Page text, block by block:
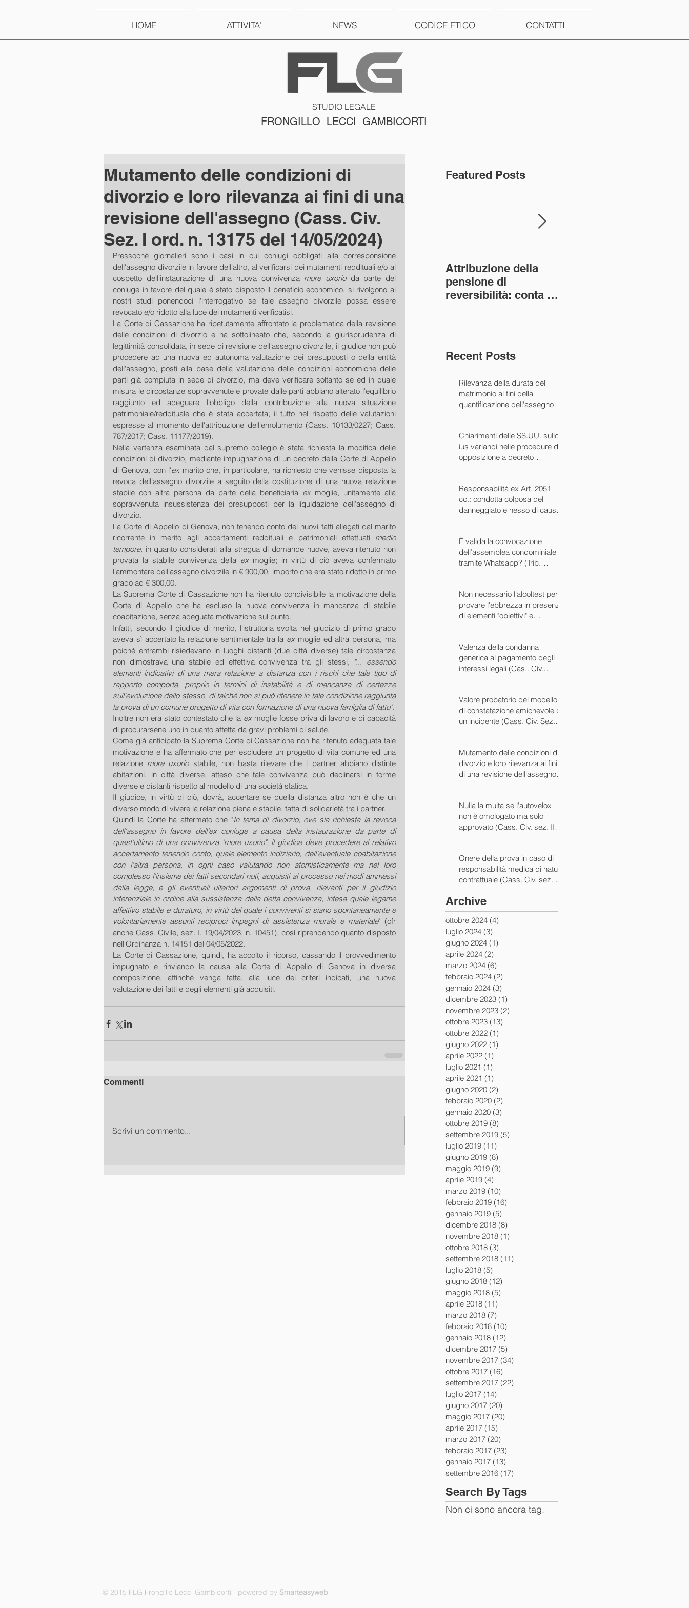
HOME ATTIVITA' NEWS CODICE ETICO CONTATTI
STUDIO LEGALE
FRONGILLO LECCI GAMBICORTI
Mutamento delle condizioni di
divorzio e loro rilevanza ai fini di una
revisione dell'assegno (Cass. Civ.
Sez. I ord. n. 13175 del 14/05/2024)
Pressoché giornalieri sono i casi in cui coniugi obbligati alla corresponsione
dell'assegno divorzile in favore dell'altro, al verificarsi dei mutamenti reddituali e/o al
cospetto dell'instaurazione di una nuova convivenza more uxorio da parte del
coniuge in favore del quale è stato disposto il beneficio economico, si rivolgono ai
nostri studi ponendoci l'interrogativo se tale assegno divorzile possa essere
revocato e/o ridotto alla luce dei mutamenti verificatisi.
La Corte di Cassazione ha ripetutamente affrontato la problematica della revisione
delle condizioni di divorzio e ha sottolineato che, secondo la giurisprudenza di
legittimità consolidata, in sede di revisione dell'assegno divorzile, il giudice non può
procedere ad una nuova ed autonoma valutazione dei presupposti o della entità
dell'assegno, posti alla base della valutazione delle condizioni economiche delle
parti già compiuta in sede di divorzio, ma deve verificare soltanto se ed in quale
misura le circostanze sopravvenute e provate dalle parti abbiano alterato l'equilibrio
raggiunto ed adeguare l'obbligo della contribuzione alla nuova situazione
patrimoniale/reddituale che è stata accertata; il tutto nel rispetto delle valutazioni
espresse al momento dell'attribuzione dell'emolumento (Cass. 10133/0227; Cass.
787/2017; Cass. 11177/2019).
Nella vertenza esaminata dal supremo collegio è stata richiesta la modifica delle
condizioni di divorzio, mediante impugnazione di un decreto della Corte di Appello
di Genova, con l'ex marito che, in particolare, ha richiesto che venisse disposta la
revoca dell'assegno divorzile a seguito della costituzione di una nuova relazione
stabile con altra persona da parte della beneficiaria ex moglie, unitamente alla
sopravvenuta insussistenza dei presupposti per la liquidazione dell'assegno di
divorzio.
La Corte di Appello di Genova, non tenendo conto dei nuovi fatti allegati dal marito
ricorrente in merito agli accertamenti reddituali e patrimoniali effettuati medio
tempore, in quanto considerati alla stregua di domande nuove, aveva ritenuto non
provata la stabile convivenza della ex moglie; in virtù di ciò aveva confermato
l'ammontare dell'assegno divorzile in € 900,00, importo che era stato ridotto in primo
grado ad € 300,00.
La Suprema Corte di Cassazione non ha ritenuto condivisibile la motivazione della
Corte di Appello che ha escluso la nuova convivenza in mancanza di stabile
coabitazione, senza adeguata motivazione sul punto.
Infatti, secondo il giudice di merito, l'istruttoria svolta nel giudizio di primo grado
aveva sì accertato la relazione sentimentale tra la ex moglie ed altra persona, ma
poiché entrambi risiedevano in luoghi distanti (due città diverse) tale circostanza
non dimostrava una stabile ed effettiva convivenza tra gli stessi,
"... essendo
elementi indicativi di una mera relazione a distanza con i rischi che tale tipo di
rapporto comporta, proprio in termini di instabilità e di mancanza di certezze
sull'evoluzione dello stesso, di talché non si può ritenere in tale condizione raggiunta
la prova di un comune progetto di vita con formazione di una nuova famiglia di fatto".
Inoltre non era stato contestato che la ex moglie fosse priva di lavoro e di capacità
di procurarsene uno in quanto affetta da gravi problemi di salute.
Come già anticipato la Suprema Corte di Cassazione non ha ritenuto adeguata tale
motivazione e ha affermato che per escludere un progetto di vita comune ed una
relazione more uxorio stabile, non basta rilevare che i partner abbiano distinte
abitazioni, in città diverse, atteso che tale convivenza può declinarsi in forme
diverse e distanti rispetto al modello di una società statica.
Il giudice, in virtù di ciò, dovrà, accertare se quella distanza altro non è che un
diverso modo di vivere la relazione piena e stabile, fatta di solidarietà tra i partner.
Quindi la Corte ha affermato che "In tema di divorzio, ove sia richiesta la revoca
dell'assegno in favore dell'ex coniuge a causa della instaurazione da parte di
quest'ultimo di una convivenza "more uxorio", il giudice deve procedere al relativo
accertamento tenendo conto, quale elemento indiziario, dell'eventuale coabitazione
con l'altra persona, in ogni caso valutando non atomisticamente ma nel loro
complesso l'insieme dei fatti secondari noti, acquisiti al processo nei modi ammessi
dalla legge, e gli eventuali ulteriori argomenti di prova, rilevanti per il giudizio
inferenziale in ordine alla sussistenza della detta convivenza, intesa quale legame
affettivo stabile e duraturo, in virtù del quale i conviventi si siano spontaneamente e
volontariamente assunti reciproci impegni di assistenza morale e materiale" (cfr
anche Cass. Civile, sez. I, 19/04/2023, n. 10451), così riprendendo quanto disposto
nell'Ordinanza n. 14151 del 04/05/2022.
La Corte di Cassazione, quindi, ha accolto il ricorso, cassando il provvedimento
impugnato e rinviando la causa alla Corte di Appello di Genova in diversa
composizione, affinché venga fatta, alla luce dei criteri indicati, una nuova
valutazione dei fatti e degli elementi già acquisiti.
Commenti
Scrivi un commento...
Featured Posts
Attribuzione della
pensione di
reversibilità: conta la
Recent Posts
Rilevanza della durata del
matrimonio ai fini della
quantificazione dell'assegno di
Chiarimenti delle SS.UU. sullo
ius variandi nelle procedure di
opposizione a decreto
Responsabilità ex Art. 2051
cc.: condotta colposa del
danneggiato e nesso di causa
È valida la convocazione
dell’assemblea condominiale
tramite Whatsapp? (Trib.
Non necessario l'alcoltest per
provare l'ebbrezza in presenza
di elementi "obiettivi" e
Valenza della condanna
generica al pagamento degli
interessi legali (Cas.. Civ.
Valore probatorio del modello
di constatazione amichevole di
un incidente (Cass. Civ. Sez. III
Mutamento delle condizioni di
divorzio e loro rilevanza ai fini
di una revisione dell'assegno
Nulla la multa se l'autovelox
non è omologato ma solo
approvato (Cass. Civ. sez. II
Onere della prova in caso di
responsabilità medica di natura
contrattuale (Cass. Civ. sez. III
Archive
ottobre 2024 (4)
luglio 2024 (3)
giugno 2024 (1)
aprile 2024 (2)
marzo 2024 (6)
febbraio 2024 (2)
gennaio 2024 (3)
dicembre 2023 (1)
novembre 2023 (2)
ottobre 2023 (13)
ottobre 2022 (1)
giugno 2022 (1)
aprile 2022 (1)
luglio 2021 (1)
aprile 2021 (1)
giugno 2020 (2)
febbraio 2020 (2)
gennaio 2020 (3)
ottobre 2019 (8)
settembre 2019 (5)
luglio 2019 (11)
giugno 2019 (8)
maggio 2019 (9)
aprile 2019 (4)
marzo 2019 (10)
febbraio 2019 (16)
gennaio 2019 (5)
dicembre 2018 (8)
novembre 2018 (1)
ottobre 2018 (3)
settembre 2018 (11)
luglio 2018 (5)
giugno 2018 (12)
maggio 2018 (5)
aprile 2018 (11)
marzo 2018 (7)
febbraio 2018 (10)
gennaio 2018 (12)
dicembre 2017 (5)
novembre 2017 (34)
ottobre 2017 (16)
settembre 2017 (22)
luglio 2017 (14)
giugno 2017 (20)
maggio 2017 (20)
aprile 2017 (15)
marzo 2017 (20)
febbraio 2017 (23)
gennaio 2017 (13)
settembre 2016 (17)
Search By Tags
Non ci sono ancora tag.
© 2015 FLG Frongillo Lecci Gambicorti - powered by Smarteasyweb